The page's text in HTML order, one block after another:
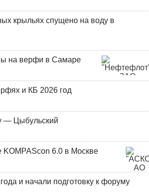
крыльях спущено на воду в
на верфи в Самаре
и КБ 2026 год
— Цыбульский
6.0 в Москве
и начали подготовку к форуму